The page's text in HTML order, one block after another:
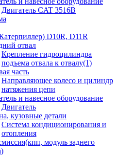
Двигатель CAT 3516B
D10R, D11R
отвал
Крепление гидроцилиндра
подъема отвала к отвалу(1)
часть
Направляющее колесо и цилиндр
натяжения цепи
и навесное оборудование
Двигатель
кузовные детали
Система кондиционирования и
отопления
модуль заднего